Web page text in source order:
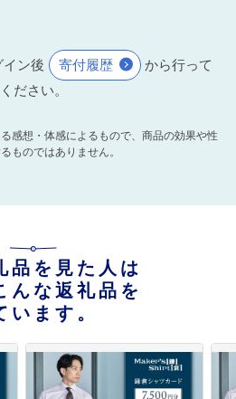
イン後 寄付履歴
から行って
ください。
感想・体感によるもので、商品の効果や性
ものではありません。
品を見た人は
んな返礼品を
います。